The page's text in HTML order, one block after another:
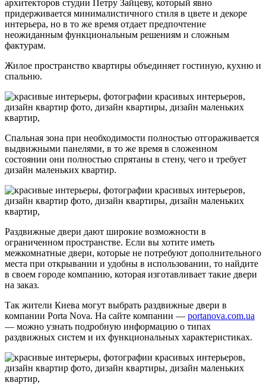
архитекторов студии Петру Зайцеву, который явно
придерживается минималистичного стиля в цвете и декоре
интерьера, но в то же время отдает предпочтение
неожиданным функциональным решениям и сложным
фактурам.
Жилое пространство квартиры объединяет гостиную, кухню и
спальню.
Спальная зона при необходимости полностью отгораживается
выдвижными панелями, в то же время в сложенном
состоянии они полностью спрятаны в стену, чего и требует
дизайн маленьких квартир.
Раздвижные двери дают широкие возможности в
ограниченном пространстве. Если вы хотите иметь
межкомнатные двери, которые не потребуют дополнительного
места при открывании и удобны в использовании, то найдите
в своем городе компанию, которая изготавливает такие двери
на заказ.
Так жители Киева могут выбрать раздвижные двери в
компании Porta Nova. На сайте компании — portanova.com.ua
— можно узнать подробную информацию о типах
раздвижных систем и их функциональных характеристиках.